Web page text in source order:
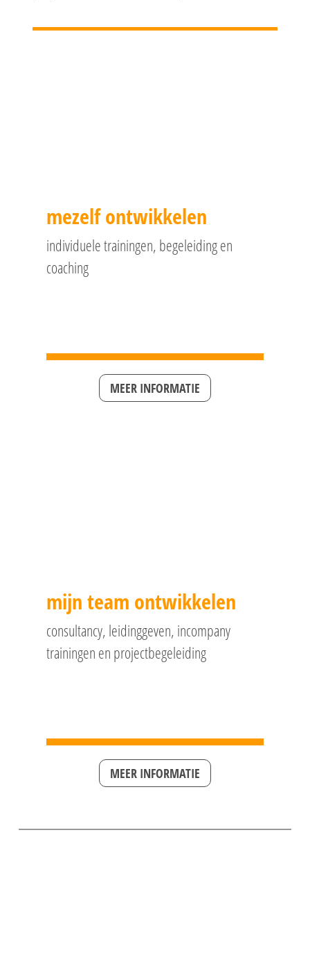
mezelf ontwikkelen
individuele trainingen, begeleiding en
coaching
MEER INFORMATIE
mijn team ontwikkelen
consultancy, leidinggeven, incompany
trainingen en projectbegeleiding
MEER INFORMATIE